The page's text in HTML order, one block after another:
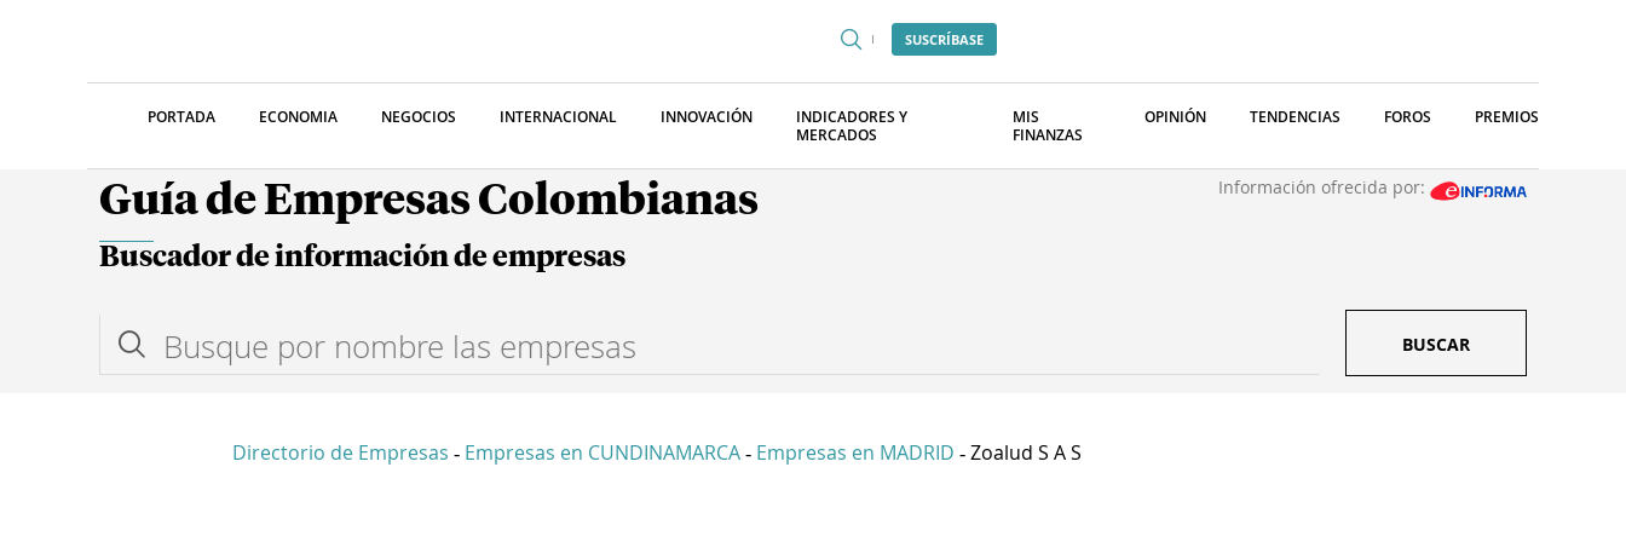
SUSCRÍBASE
PORTADA ECONOMIA NEGOCIOS INTERNACIONAL INNOVACIÓN
INDICADORES Y
MERCADOS
MIS
FINANZAS
OPINIÓN TENDENCIAS FOROS PREMIOS
Guía de Empresas Colombianas Información ofrecida por:
Buscador de información de empresas
BUSCAR
Directorio de Empresas - Empresas en CUNDINAMARCA - Empresas en MADRID - Zoalud S A S